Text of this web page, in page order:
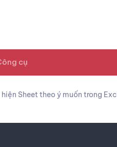
cụ
Sheet theo ý muốn trong